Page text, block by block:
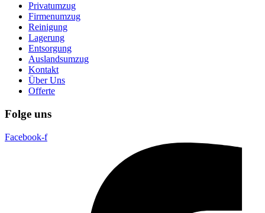
Privatumzug
Firmenumzug
Reinigung
Lagerung
Entsorgung
Auslandsumzug
Kontakt
Über Uns
Offerte
Folge uns
Facebook-f